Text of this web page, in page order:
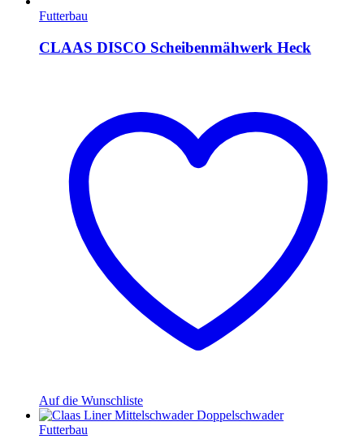
Futterbau
CLAAS DISCO Scheibenmähwerk Heck
Auf die Wunschliste
Futterbau